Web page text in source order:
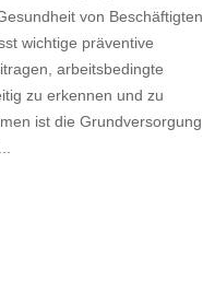
von Beschäftigten
wichtige präventive
arbeitsbedingte
zu erkennen und zu
ist die Grundversorgung